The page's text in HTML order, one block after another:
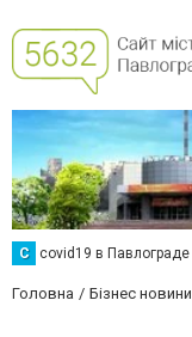
C covid19 в Павлограде
Головна Бізнес новини